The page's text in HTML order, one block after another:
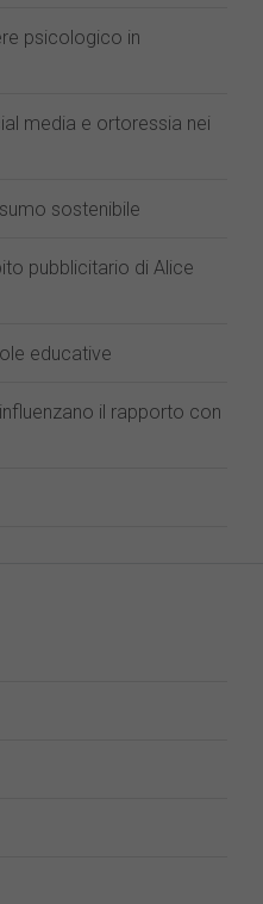
psicologico in
media e ortoressia nei
sostenibile
pubblicitario di Alice
educative
il rapporto con